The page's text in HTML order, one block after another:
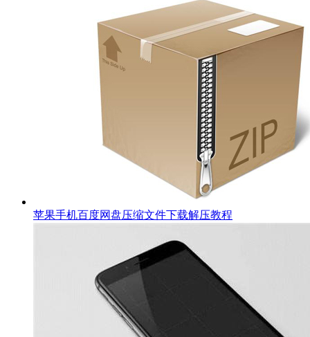
苹果手机百度网盘压缩文件下载解压教程